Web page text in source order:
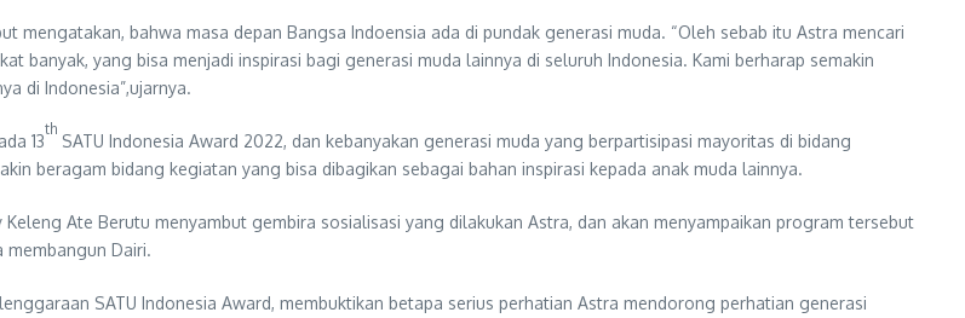
bahwa masa depan Bangsa Indoensia ada di pundak generasi muda. “Oleh sebab itu Astra mencari
banyak, yang bisa menjadi inspirasi bagi generasi muda lainnya di seluruh Indonesia. Kami berharap semakin
di Indonesia”,ujarnya.
13
th
SATU Indonesia Award 2022, dan kebanyakan generasi muda yang berpartisipasi mayoritas di bidang
beragam bidang kegiatan yang bisa dibagikan sebagai bahan inspirasi kepada anak muda lainnya.
Keleng Ate Berutu menyambut gembira sosialisasi yang dilakukan Astra, dan akan menyampaikan program tersebut
membangun Dairi.
SATU Indonesia Award, membuktikan betapa serius perhatian Astra mendorong perhatian generasi